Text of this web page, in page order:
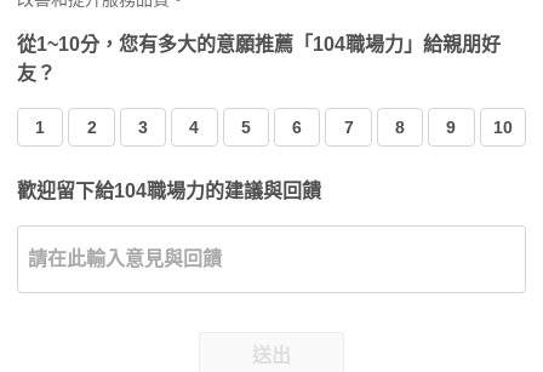
從1~10分，您有多大的意願推薦「104職場力」給親朋好
友？
1 2 3 4 5 6 7 8 9 10
歡迎留下給104職場力的建議與回饋
送出